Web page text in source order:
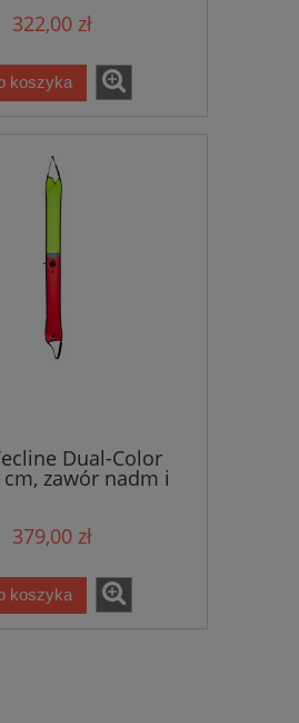
322,00 zł
koszyka
Dual-Color
zawór nadm i
379,00 zł
koszyka